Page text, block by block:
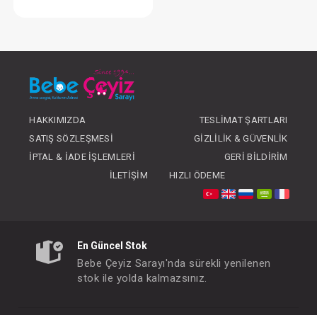
OLUNUZ
HAKKIMIZDA
TESLIMAT ŞARTLARI
SATIŞ SÖZLEŞMESI
GIZLILIK & GÜVENLIK
İPTAL & İADE İŞLEMLERI
GERI BILDIRIM
İLETIŞIM
HIZLI ÖDEME
En Güncel Stok
Bebe Çeyiz Sarayı'nda sürekli yenilenen
stok ile yolda kalmazsınız.